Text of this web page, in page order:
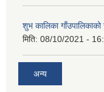
शुभ कालिका
मिति: 08/10/2021 -
अन्य